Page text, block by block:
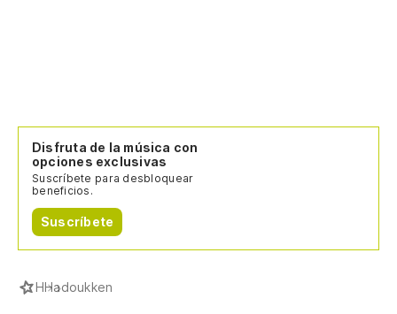
Disfruta de la música con
opciones exclusivas
Suscríbete para desbloquear
beneficios.
Suscríbete
HHadoukken